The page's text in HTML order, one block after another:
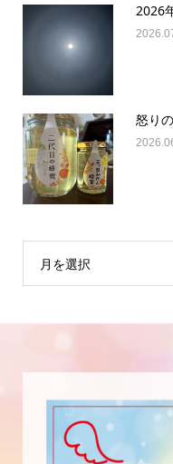
2026
怒り
月を選択